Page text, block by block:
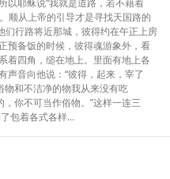
以耶稣说“我就是道路，若不藉着
顺从上帝的引导才是寻找天国路的
行路将近那城，彼得约在午正上房
预备饭的时候，彼得魂游象外，看
着四角，缒在地上。里面有地上各
声音向他说：“彼得，起来，宰了
物和不洁净的物我从来没有吃
你不可当作俗物。”这样一连三
包着各式各样...